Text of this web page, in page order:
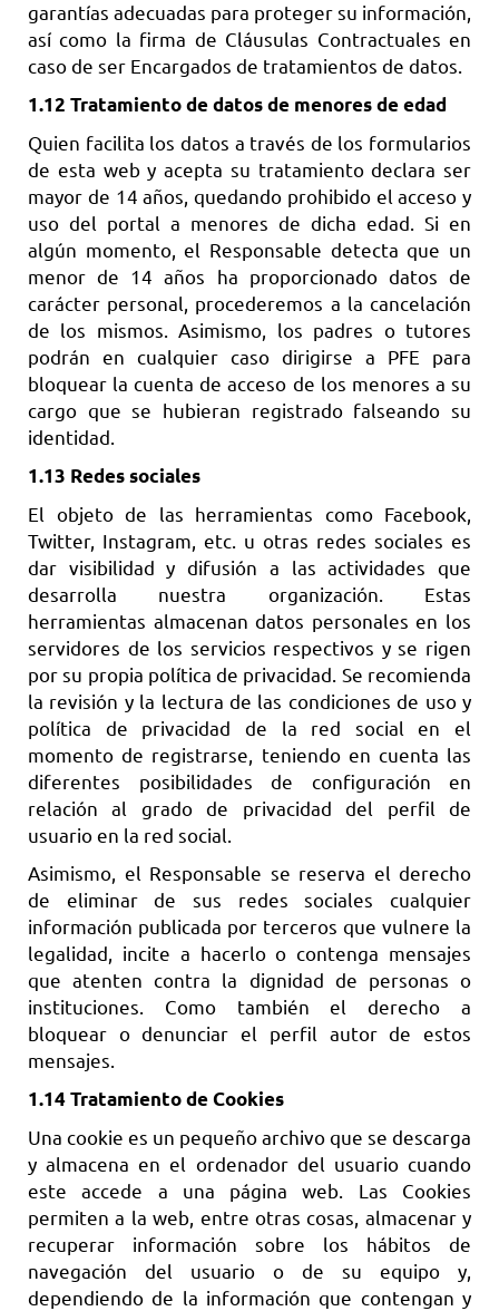
garantías adecuadas para proteger su información,
así como la firma de Cláusulas Contractuales en
caso de ser Encargados de tratamientos de datos.
1.12 Tratamiento de datos de menores de edad
Quien facilita los datos a través de los formularios
de esta web y acepta su tratamiento declara ser
mayor de 14 años, quedando prohibido el acceso y
uso del portal a menores de dicha edad. Si en
algún momento, el Responsable detecta que un
menor de 14 años ha proporcionado datos de
carácter personal, procederemos a la cancelación
de los mismos. Asimismo, los padres o tutores
podrán en cualquier caso dirigirse a PFE para
bloquear la cuenta de acceso de los menores a su
cargo que se hubieran registrado falseando su
identidad.
1.13 Redes sociales
El objeto de las herramientas como Facebook,
Twitter, Instagram, etc. u otras redes sociales es
dar visibilidad y difusión a las actividades que
desarrolla nuestra organización. Estas
herramientas almacenan datos personales en los
servidores de los servicios respectivos y se rigen
por su propia política de privacidad. Se recomienda
la revisión y la lectura de las condiciones de uso y
política de privacidad de la red social en el
momento de registrarse, teniendo en cuenta las
diferentes posibilidades de configuración en
relación al grado de privacidad del perfil de
usuario en la red social.
Asimismo, el Responsable se reserva el derecho
de eliminar de sus redes sociales cualquier
información publicada por terceros que vulnere la
legalidad, incite a hacerlo o contenga mensajes
que atenten contra la dignidad de personas o
instituciones. Como también el derecho a
bloquear o denunciar el perfil autor de estos
mensajes.
1.14 Tratamiento de Cookies
Una cookie es un pequeño archivo que se descarga
y almacena en el ordenador del usuario cuando
este accede a una página web. Las Cookies
permiten a la web, entre otras cosas, almacenar y
recuperar información sobre los hábitos de
navegación del usuario o de su equipo y,
dependiendo de la información que contengan y